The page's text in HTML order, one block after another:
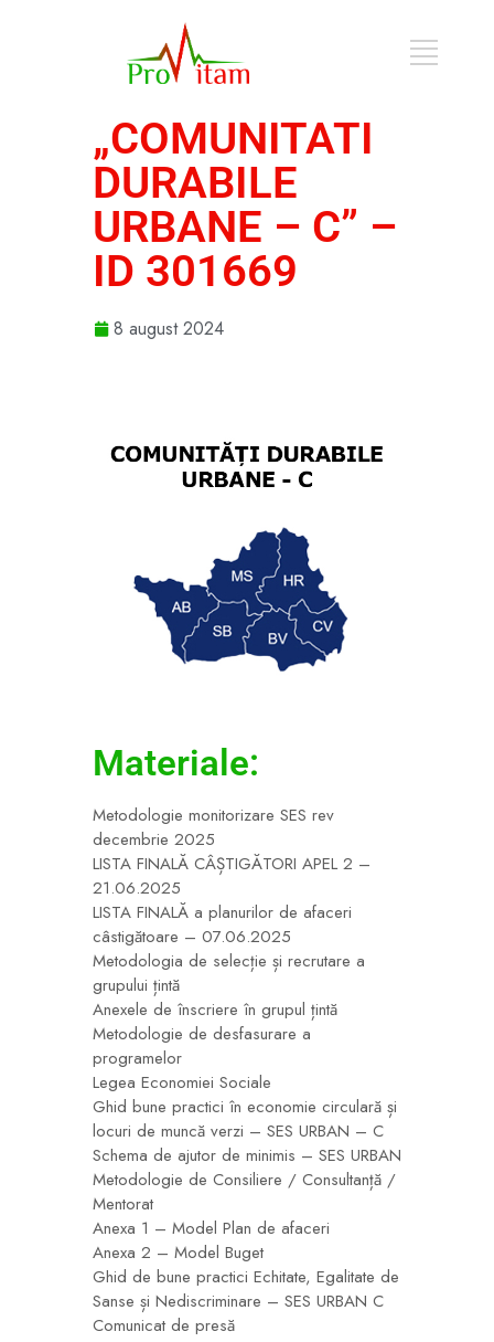
„COMUNITATI
DURABILE
URBANE – C” –
ID 301669
8 august 2024
Materiale:
Metodologie monitorizare SES rev
decembrie 2025
LISTA FINALĂ CÂȘTIGĂTORI APEL 2 –
21.06.2025
LISTA FINALĂ a planurilor de afaceri
câstigătoare – 07.06.2025
Metodologia de selecție și recrutare a
grupului țintă
Anexele de înscriere în grupul țintă
Metodologie de desfasurare a
programelor
Legea Economiei Sociale
Ghid bune practici în economie circulară și
locuri de muncă verzi – SES URBAN – C
Schema de ajutor de minimis – SES URBAN
Metodologie de Consiliere / Consultanță /
Mentorat
Anexa 1 – Model Plan de afaceri
Anexa 2 – Model Buget
Ghid de bune practici Echitate, Egalitate de
Sanse și Nediscriminare – SES URBAN C
Comunicat de presă